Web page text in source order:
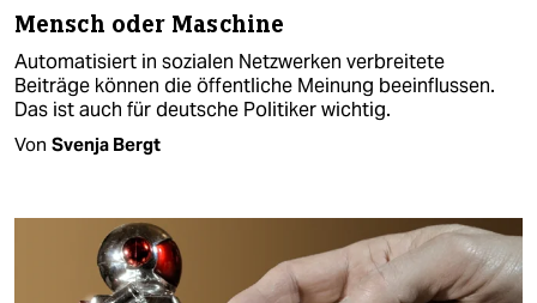
Mensch oder Maschine
Automatisiert in sozialen Netzwerken verbreitete
Beiträge können die öffentliche Meinung beeinflussen.
Das ist auch für deutsche Politiker wichtig.
Von Svenja Bergt